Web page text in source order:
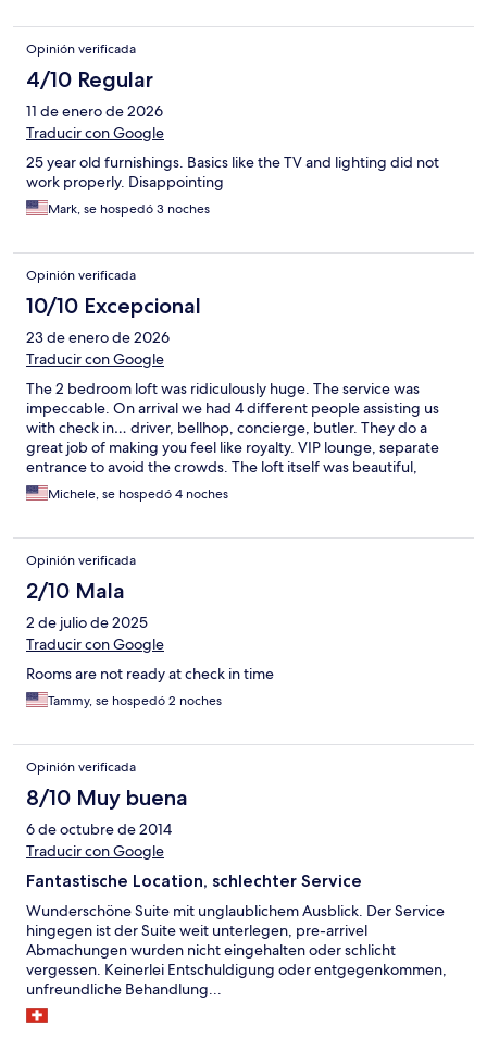
Opinión verificada
4/10 Regular
11 de enero de 2026
Traducir con Google
25 year old furnishings. Basics like the TV and lighting did not
work properly. Disappointing
Mark, se hospedó 3 noches
Opinión verificada
10/10 Excepcional
23 de enero de 2026
Traducir con Google
The 2 bedroom loft was ridiculously huge. The service was
impeccable. On arrival we had 4 different people assisting us
with check in… driver, bellhop, concierge, butler. They do a
great job of making you feel like royalty. VIP lounge, separate
entrance to avoid the crowds. The loft itself was beautiful,
although could use a bit of an update with an upgrade to a
smart system to control light/tv/music. We had some difficulties
course that will likely mean increased rates. This is a perfect
place for families, or couples. Would highly recommend staying
here.
Michele, se hospedó 4 noches
Opinión verificada
2/10 Mala
2 de julio de 2025
Traducir con Google
Rooms are not ready at check in time
Tammy, se hospedó 2 noches
Opinión verificada
8/10 Muy buena
6 de octubre de 2014
Traducir con Google
Fantastische Location, schlechter Service
Wunderschöne Suite mit unglaublichem Ausblick. Der Service
hingegen ist der Suite weit unterlegen, pre-arrivel
Abmachungen wurden nicht eingehalten oder schlicht
vergessen. Keinerlei Entschuldigung oder entgegenkommen,
unfreundliche Behandlung...